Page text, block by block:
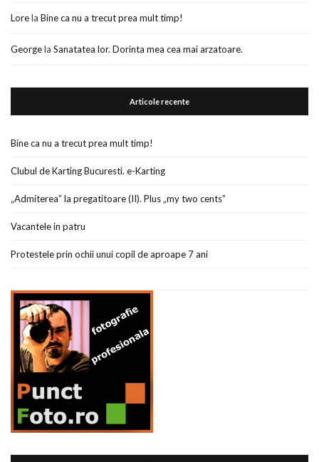
Lorela Bine ca nu a trecut prea mult timp!
Georgela Sanatatea lor. Dorinta mea cea mai arzatoare.
Articole recente
Bine ca nu a trecut prea mult timp!
Clubul de Karting Bucuresti. e-Karting
„Admiterea” la pregatitoare (II). Plus „my two cents”
Vacantele in patru
Protestele prin ochii unui copil de aproape 7 ani